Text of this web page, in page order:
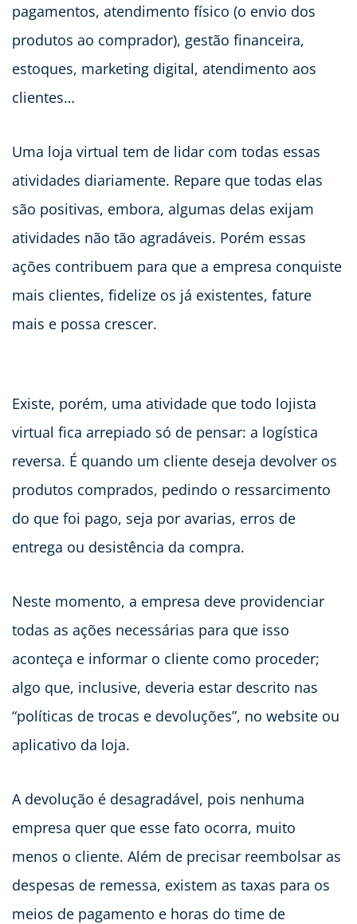
pagamentos, atendimento físico (o envio dos
produtos ao comprador), gestão financeira,
estoques, marketing digital, atendimento aos
clientes…
Uma loja virtual tem de lidar com todas essas
atividades diariamente. Repare que todas elas
são positivas, embora, algumas delas exijam
atividades não tão agradáveis. Porém essas
ações contribuem para que a empresa conquiste
mais clientes, fidelize os já existentes, fature
mais e possa crescer.
Existe, porém, uma atividade que todo lojista
virtual fica arrepiado só de pensar: a logística
reversa. É quando um cliente deseja devolver os
produtos comprados, pedindo o ressarcimento
do que foi pago, seja por avarias, erros de
entrega ou desistência da compra.
Neste momento, a empresa deve providenciar
todas as ações necessárias para que isso
aconteça e informar o cliente como proceder;
algo que, inclusive, deveria estar descrito nas
“políticas de trocas e devoluções”, no website ou
aplicativo da loja.
A devolução é desagradável, pois nenhuma
empresa quer que esse fato ocorra, muito
menos o cliente. Além de precisar reembolsar as
despesas de remessa, existem as taxas para os
meios de pagamento e horas do time de